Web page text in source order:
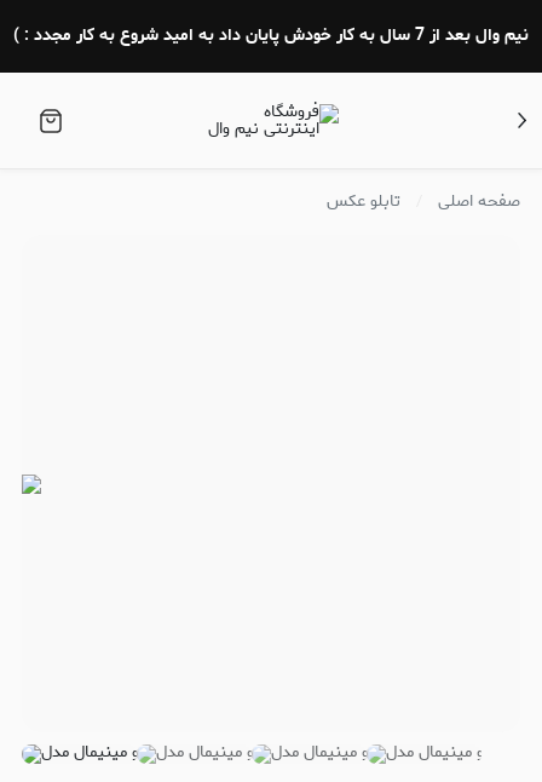
نیم وال بعد از 7 سال به کار خودش پایان داد به امید شروع به کار مجدد : )
صفحه اصلی تابلو عکس